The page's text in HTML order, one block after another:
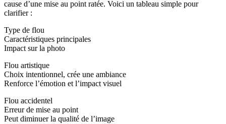
cause d’une mise au point ratée. Voici un tableau simple pour
clarifier :
Type de flou
Caractéristiques principales
Impact sur la photo
Flou artistique
Choix intentionnel, crée une ambiance
Renforce l’émotion et l’impact visuel
Flou accidentel
Erreur de mise au point
Peut diminuer la qualité de l’image